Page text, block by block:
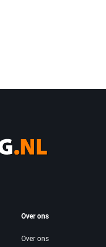
Over ons
Over ons